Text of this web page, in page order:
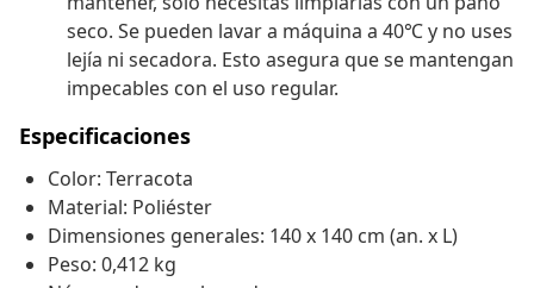
seco. Se pueden lavar a máquina a 40℃ y no uses
lejía ni secadora. Esto asegura que se mantengan
impecables con el uso regular.
Especificaciones
Color: Terracota
Material: Poliéster
Dimensiones generales: 140 x 140 cm (an. x L)
Peso: 0,412 kg